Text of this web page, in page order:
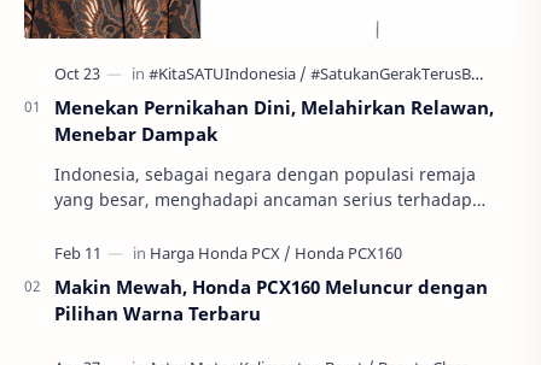
Menekan Pernikahan Dini, Melahirkan Relawan,
Menebar Dampak
Indonesia, sebagai negara dengan populasi remaja
yang besar, menghadapi ancaman serius terhadap
per…
Makin Mewah, Honda PCX160 Meluncur dengan
Pilihan Warna Terbaru